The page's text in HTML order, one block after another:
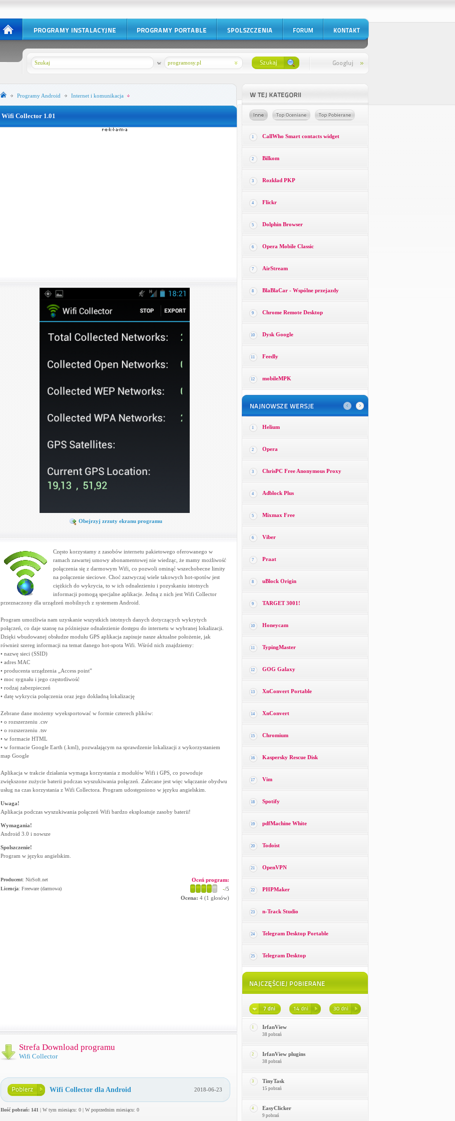
programosy.pl
w
ProgramyAndroid Internet i komunikacja
Wifi Collector 1.01
Obejrzyj zrzuty ekranu programu
Często korzystamy z zasobów internetu pakietowego oferowanego w
ramach zawartej umowy abonamentowej nie wiedząc, że mamy możliwość
połączenia się z darmowym Wifi, co pozwoli ominąć wszechobecne limity
na połączenie sieciowe. Choć zazwyczaj wiele takowych hot-spotów jest
ciężkich do wykrycia, to w ich odnalezieniu i pozyskaniu istotnych
informacji pomogą specjalne aplikacje. Jedną z nich jest Wifi Collector
przeznaczony dla urządzeń mobilnych z systemem Android.
Program umożliwia nam uzyskanie wszystkich istotnych danych dotyczących wykrytych
połączeń, co daje szansę na późniejsze odnalezienie dostępu do internetu w wybranej lokalizacji.
Dzięki wbudowanej obsłudze modułu GPS aplikacja zapisuje nasze aktualne położenie, jak
również szereg informacji na temat danego hot-spota Wifi. Wśród nich znajdziemy:
• nazwę sieci (SSID)
• adres MAC
• producenta urządzenia „Access point”
• moc sygnału i jego częstotliwość
• rodzaj zabezpieczeń
• datę wykrycia połączenia oraz jego dokładną lokalizację
Zebrane dane możemy wyeksportować w formie czterech plików:
• o rozszerzeniu .csv
• o rozszerzeniu .tsv
• w formacie HTML
• w formacie Google Earth (.kml), pozwalającym na sprawdzenie lokalizacji z wykorzystaniem
map Google
Aplikacja w trakcie działania wymaga korzystania z modułów Wifi i GPS, co powoduje
zwiększone zużycie baterii podczas wyszukiwania połączeń. Zalecane jest więc włączanie obydwu
usług na czas korzystania z Wifi Collectora. Program udostępniono w języku angielskim.
Uwaga!
Aplikacja podczas wyszukiwania połączeń Wifi bardzo eksploatuje zasoby baterii!
Wymagania!
Android 3.0 i nowsze
Spolszczenie!
Program w języku angielskim.
Producent: NirSoft.net
Licencja: Freeware (darmowa)
Oceń program:
-/5
Ocena: 4(1 głosów)
Strefa Download programu
Wifi Collector
Wifi Collector dla Android 2018-06-23
Ilość pobrań: 141 | W tym miesiącu: 0 | W poprzednim miesiącu: 0
1 CallWho Smart contacts widget
2 Bilkom
3 Rozkład PKP
4 Flickr
5 Dolphin Browser
6 Opera Mobile Classic
7 AirStream
8 BlaBlaCar - Wspólne przejazdy
9 Chrome Remote Desktop
10 Dysk Google
11 Feedly
12 mobileMPK
1 Helium
2 Opera
3 ChrisPC Free Anonymous Proxy
4 Adblock Plus
5 Mixmax Free
6 Viber
7 Praat
8 uBlock Origin
9 TARGET 3001!
10 Honeycam
11 TypingMaster
12 GOG Galaxy
13 XnConvert Portable
14 XnConvert
15 Chromium
16 Kaspersky Rescue Disk
17 Vim
18 Spotify
19 pdfMachine White
20 Todoist
21 OpenVPN
22 PHPMaker
23 n-Track Studio
24 Telegram Desktop Portable
25 Telegram Desktop
1 IrfanView
38 pobrań
2 IrfanView plugins
38 pobrań
3 TinyTask
15 pobrań
4 EasyClicker
9 pobrań